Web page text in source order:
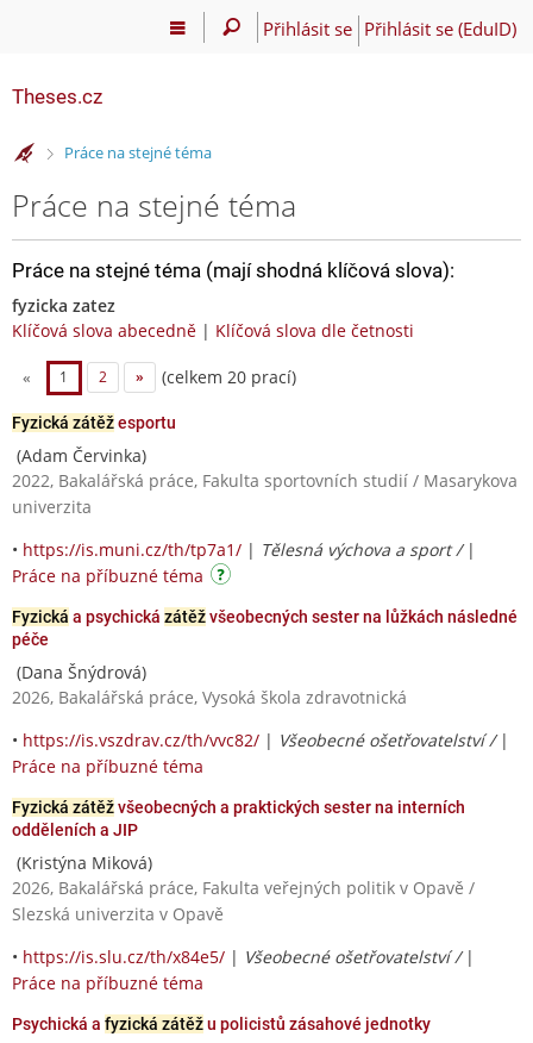
Přihlásit se Přihlásit se (EduID)
Theses.cz
>Práce na stejné téma
Práce na stejné téma
Práce na stejné téma (mají shodná klíčová slova):
fyzicka zatez
Klíčová slova abecedně | Klíčová slova dle četnosti
« 1 2 » (celkem 20 prací)
Fyzická zátěžesportu
(Adam Červinka)
2022, Bakalářská práce, Fakulta sportovních studií / Masarykova
univerzita
• https://is.muni.cz/th/tp7a1/ | Tělesná výchova a sport / |
Práce na příbuzné téma
Fyzická a psychická zátěžvšeobecných sester na lůžkách následné
péče
(Dana Šnýdrová)
2026, Bakalářská práce, Vysoká škola zdravotnická
• https://is.vszdrav.cz/th/vvc82/ | Všeobecné ošetřovatelství / |
Práce na příbuzné téma
Fyzická zátěžvšeobecných a praktických sester na interních
odděleních a JIP
(Kristýna Miková)
2026, Bakalářská práce, Fakulta veřejných politik v Opavě /
Slezská univerzita v Opavě
• https://is.slu.cz/th/x84e5/ | Všeobecné ošetřovatelství / |
Práce na příbuzné téma
Psychická a fyzická zátěžu policistů zásahové jednotky